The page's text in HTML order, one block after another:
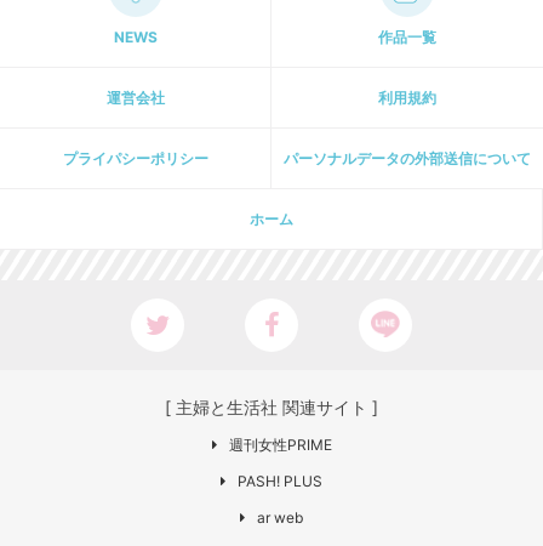
NEWS 作品一覧
運営会社 利用規約
プライパシーポリシー パーソナルデータの外部送信について
ホーム
[ 主婦と生活社 関連サイト ]
週刊女性PRIME
PASH! PLUS
ar web